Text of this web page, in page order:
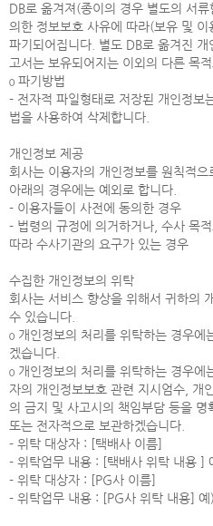
DB로 옮겨져(종이의 경우 별도의 서
의한 정보보호 사유에 따라(보유 및
파기되어집니다. 별도 DB로 옮겨진
고서는 보유되어지는 이외의 다른 목
ο 파기방법
- 전자적 파일형태로 저장된 개인정보
법을 사용하여 삭제합니다.
개인정보 제공
회사는 이용자의 개인정보를 원칙적
아래의 경우에는 예외로 합니다.
- 이용자들이 사전에 동의한 경우
- 법령의 규정에 의거하거나, 수사 목
따라 수사기관의 요구가 있는 경우
수집한 개인정보의 위탁
회사는 서비스 향상을 위해서 귀하의
수 있습니다.
ο 개인정보의 처리를 위탁하는 경우
겠습니다.
ο 개인정보의 처리를 위탁하는 경우
자의 개인정보보호 관련 지시엄수, 개
의 금지 및 사고시의 책임부담 등을
또는 전자적으로 보관하겠습니다.
- 위탁 대상자 : [택배사 이름]
- 위탁업무 내용 : [택배사 위탁 내용 ]
- 위탁 대상자 : [PG사 이름]
- 위탁업무 내용 : [PG사 위탁 내용] 예